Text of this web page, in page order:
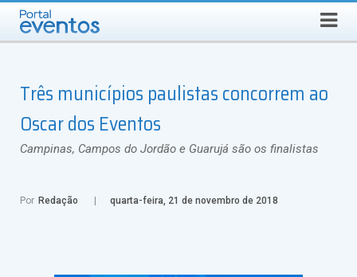
DOMINGO, 9 DE AGOSTO DE 2026 Busca
Três municípios paulistas concorrem ao
Oscar dos Eventos
Campinas, Campos do Jordão e Guarujá são os finalistas
Por Redação quarta-feira, 21 de novembro de 2018